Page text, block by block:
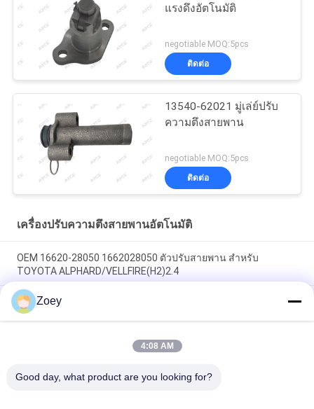
แรงดึงอัตโนมัติ
negotiable MOQ:5pcs
ติดต่อ
13540-62021 มู่เล่ย์ปรับ
ความตึงสายพาน
negotiable MOQ:5pcs
ติดต่อ
เครื่องปรับความตึงสายพานอัตโนมัติ
OEM 16620-28050 1662028050 ตัวปรับสายพาน สำหรับ
TOYOTA ALPHARD/VELLFIRE(H2)2.4
54.90 มิลลิเมตร กว้างภายนอก Mazdaspeed 6 อัลเตอร์เนเตอร์ 7
ช่อง
OEM 37322-04330 3732204330 TENSION IDLER PULLEY สําหรับ
Zoey
4:08 AM
Good day, what product are you looking for?